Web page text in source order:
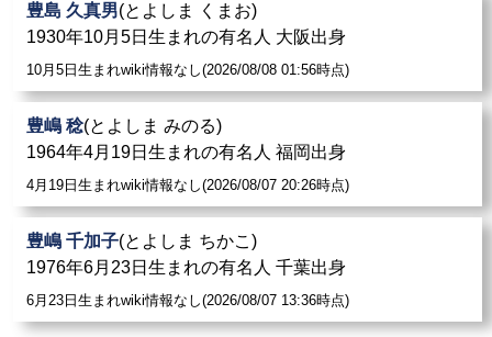
豊島 久真男(とよしま くまお)
1930年10月5日生まれの有名人 大阪出身
10月5日生まれwiki情報なし(2026/08/08 01:56時点)
豊嶋 稔(とよしま みのる)
1964年4月19日生まれの有名人 福岡出身
4月19日生まれwiki情報なし(2026/08/07 20:26時点)
豊嶋 千加子(とよしま ちかこ)
1976年6月23日生まれの有名人 千葉出身
6月23日生まれwiki情報なし(2026/08/07 13:36時点)